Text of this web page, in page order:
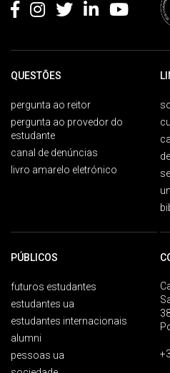
QUESTÕES
pergunta ao reitor
pergunta ao provedor do
estudante
canal de denúncias
livro amarelo eletrónico
PÚBLICOS
futuros estudantes
estudantes ua
estudantes internacionais
alumni
pessoas ua